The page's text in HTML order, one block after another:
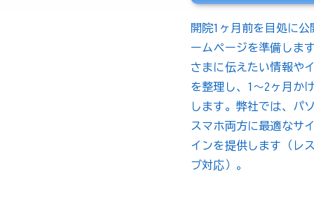
開院1ヶ月前を目処に公
ームページを準備しま
さまに伝えたい情報や
を整理し、1〜2ヶ月か
します。弊社では、パ
スマホ両方に最適なサ
インを提供します（レ
ブ対応）。